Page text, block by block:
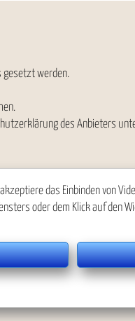
gesetzt werden.
des Anbieters
das Einbinden von
oder dem Klick auf den